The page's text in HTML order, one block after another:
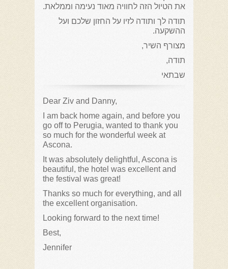
את הטיול הזה לחוויה מאוד נעימה וממלאת.
תודה לך ותודה לזיו על החזון שלכם ועל
ההשקעה.
מצורף השיר,
תודה,
שבתאי
Dear Ziv and Danny,
I am back home again, and before you
go off to Perugia, wanted to thank you
so much for the wonderful week at
Ascona.
It was absolutely delightful, Ascona is
beautiful, the hotel was excellent and
the festival was great!
Thanks so much for everything, and all
the excellent organisation.
Looking forward to the next time!
Best,
Jennifer